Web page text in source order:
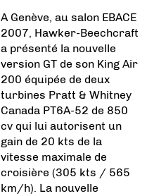
A Genève, au salon EBACE
2007, Hawker-Beechcraft
a présenté la nouvelle
version GT de son King Air
200 équipée de deux
turbines Pratt & Whitney
Canada PT6A-52 de 850
cv qui lui autorisent un
gain de 20 kts de la
vitesse maximale de
croisière (305 kts / 565
km/h). La nouvelle